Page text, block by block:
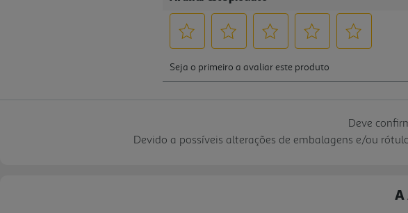
Deve
Devido a possíveis alterações de embalagens e/ou
A